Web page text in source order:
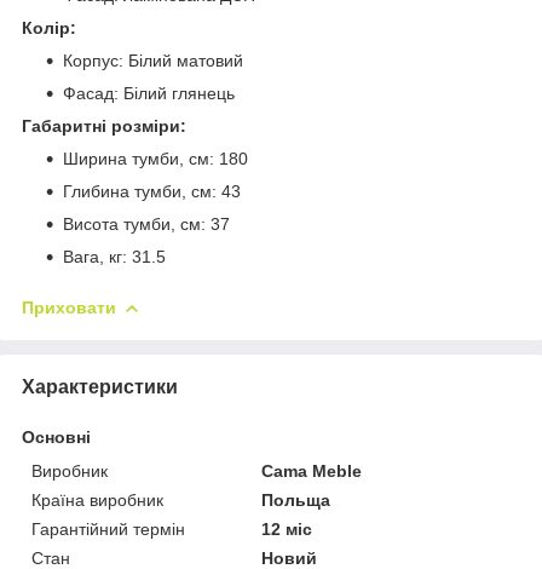
Колір:
Корпус: Білий матовий
Фасад: Білий глянець
Габаритні розміри:
Ширина тумби, см: 180
Глибина тумби, см: 43
Висота тумби, см: 37
Вага, кг: 31.5
Приховати
Характеристики
Основні
Виробник
Cama Meble
Країна виробник
Польща
Гарантійний термін
12 міс
Стан
Новий